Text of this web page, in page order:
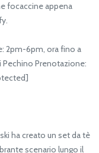
focaccine appena
2pm-6pm, ora fino a
Pechino Prenotazione:
ha creato un set da tè
scenario lungo il